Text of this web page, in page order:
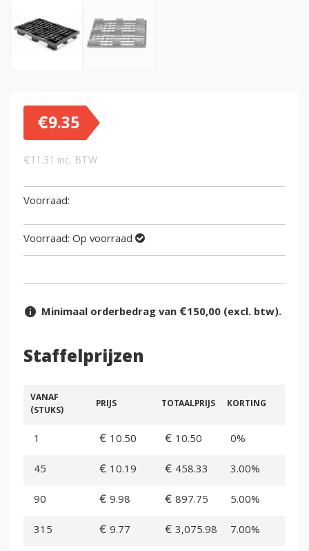
€9.35
€11.31 inc. BTW
Voorraad:
Op voorraad
Minimaal orderbedrag van €150,00 (excl. btw).
Staffelprijzen
VANAF
(STUKS)
PRIJS TOTAALPRIJS KORTING
1 € 10.50 € 10.50
0%
45
€ 10.19 € 458.33
3.00%
90
€ 9.98 € 897.75
5.00%
315
€ 9.77 € 3,075.98
7.00%